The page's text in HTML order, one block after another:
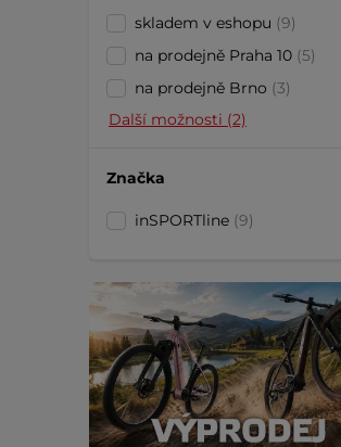
skladem v eshopu (9)
na prodejně Praha 10 (5)
na prodejně Brno (3)
Další možnosti (2)
Značka
inSPORTline (9)